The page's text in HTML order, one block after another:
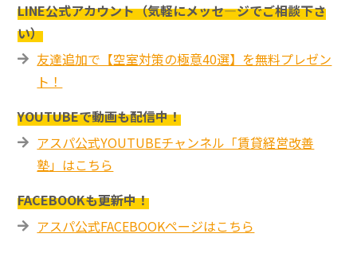
LINE公式アカウント（気軽にメッセ―ジでご相談下さ
い）
友達追加で【空室対策の極意40選】を無料プレゼン
ト！
YOUTUBEで動画も配信中！
アスパ公式YOUTUBEチャンネル「賃貸経営改善
塾」はこちら
FACEBOOKも更新中！
アスパ公式FACEBOOKページはこちら